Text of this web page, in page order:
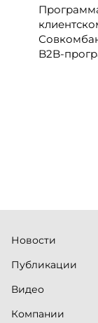
B2B-
Новости
Публикации
Видео
Компании